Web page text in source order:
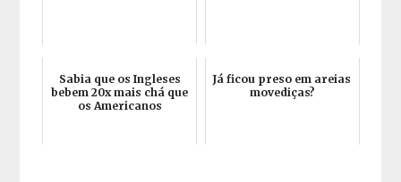
Sabia que os Ingleses
bebem 20x mais chá que
os Americanos
Já ficou preso em areias
movediças?